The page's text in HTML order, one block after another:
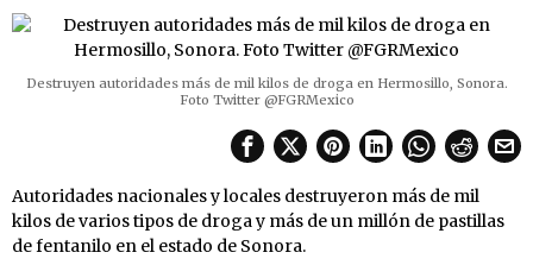
Destruyen autoridades más de mil kilos de droga en Hermosillo, Sonora.
Foto Twitter @FGRMexico
Autoridades nacionales y locales destruyeron más de mil
kilos de varios tipos de droga y más de un millón de pastillas
de fentanilo en el estado de Sonora.